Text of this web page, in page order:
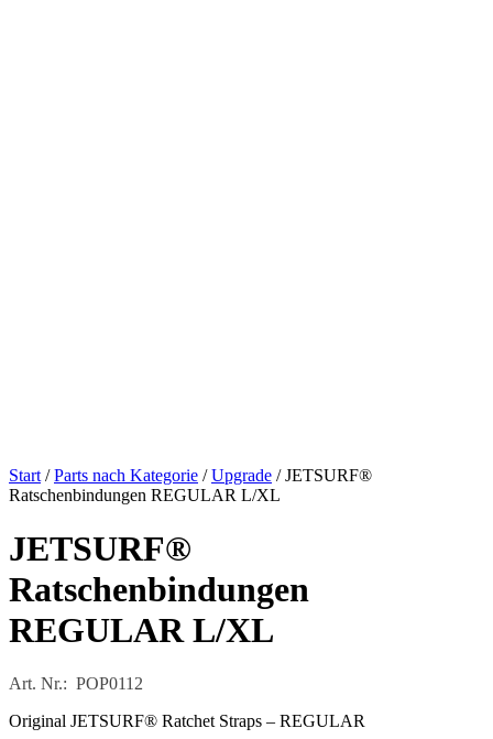
Start /Parts nach Kategorie /Upgrade / JETSURF®
Ratschenbindungen REGULAR L/XL
JETSURF®
Ratschenbindungen
REGULAR L/XL
Art. Nr.: POP0112
Original JETSURF® Ratchet Straps – REGULAR